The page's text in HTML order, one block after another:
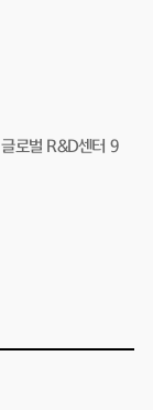
로벌 R&D센터 9